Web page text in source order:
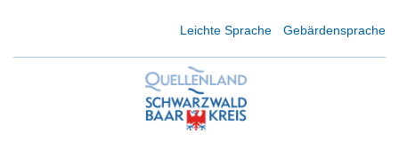
Leichte Sprache Gebärdensprache